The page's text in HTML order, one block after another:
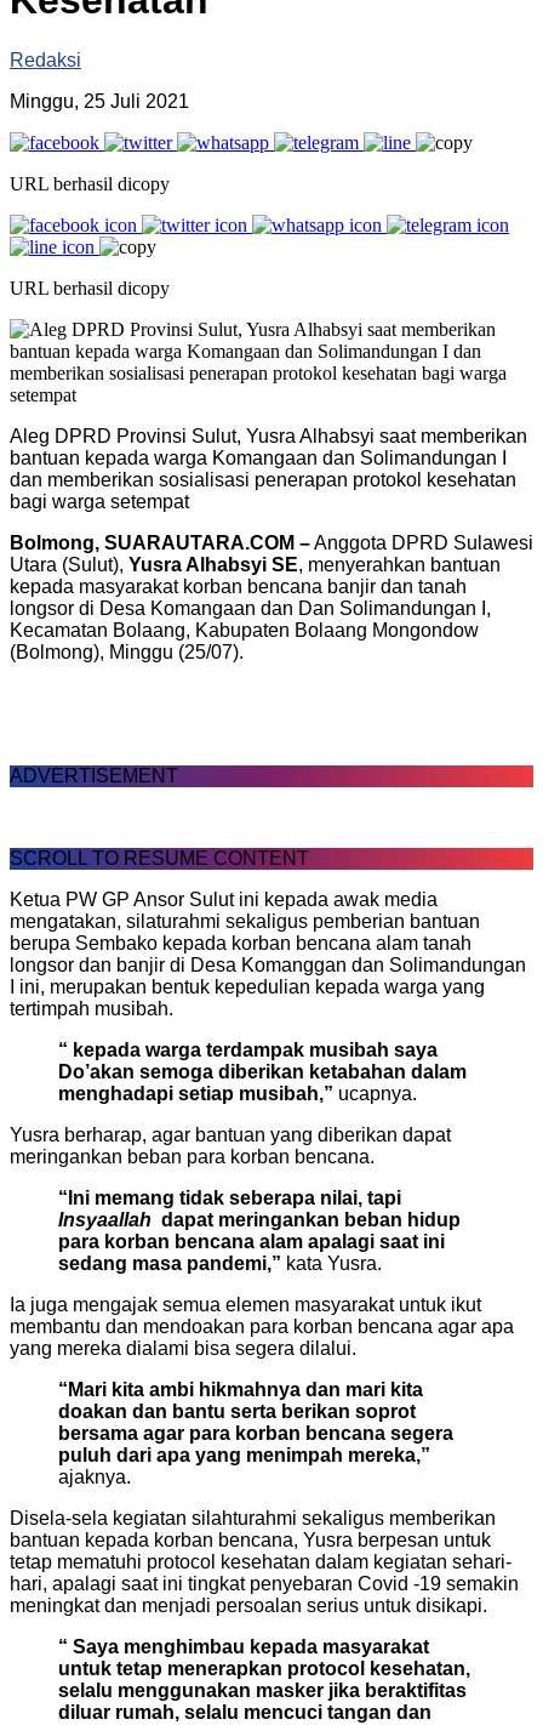
Redaksi
Minggu, 25 Juli 2021
URL berhasil dicopy
URL berhasil dicopy
Aleg DPRD Provinsi Sulut, Yusra Alhabsyi saat memberikan
bantuan kepada warga Komangaan dan Solimandungan I
dan memberikan sosialisasi penerapan protokol kesehatan
bagi warga setempat
Bolmong, SUARAUTARA.COM –Anggota DPRD Sulawesi
Utara (Sulut), Yusra Alhabsyi SE, menyerahkan bantuan
kepada masyarakat korban bencana banjir dan tanah
longsor di Desa Komangaan dan Dan Solimandungan I,
Kecamatan Bolaang, Kabupaten Bolaang Mongondow
(Bolmong), Minggu (25/07).
ADVERTISEMENT
SCROLL TO RESUME CONTENT
Ketua PW GP Ansor Sulut ini kepada awak media
mengatakan, silaturahmi sekaligus pemberian bantuan
berupa Sembako kepada korban bencana alam tanah
longsor dan banjir di Desa Komanggan dan Solimandungan
I ini, merupakan bentuk kepedulian kepada warga yang
tertimpah musibah.
“ kepada warga terdampak musibah saya
Do’akan semoga diberikan ketabahan dalam
menghadapi setiap musibah,” ucapnya.
Yusra berharap, agar bantuan yang diberikan dapat
meringankan beban para korban bencana.
“Ini memang tidak seberapa nilai, tapi
Insyaallah dapat meringankan beban hidup
para korban bencana alam apalagi saat ini
sedang masa pandemi,” kata Yusra.
Ia juga mengajak semua elemen masyarakat untuk ikut
membantu dan mendoakan para korban bencana agar apa
yang mereka dialami bisa segera dilalui.
“Mari kita ambi hikmahnya dan mari kita
doakan dan bantu serta berikan soprot
bersama agar para korban bencana segera
puluh dari apa yang menimpah mereka,”
ajaknya.
Disela-sela kegiatan silahturahmi sekaligus memberikan
bantuan kepada korban bencana, Yusra berpesan untuk
tetap mematuhi protocol kesehatan dalam kegiatan sehari-
hari, apalagi saat ini tingkat penyebaran Covid -19 semakin
meningkat dan menjadi persoalan serius untuk disikapi.
“ Saya menghimbau kepada masyarakat
untuk tetap menerapkan protocol kesehatan,
selalu menggunakan masker jika beraktifitas
diluar rumah, selalu mencuci tangan dan